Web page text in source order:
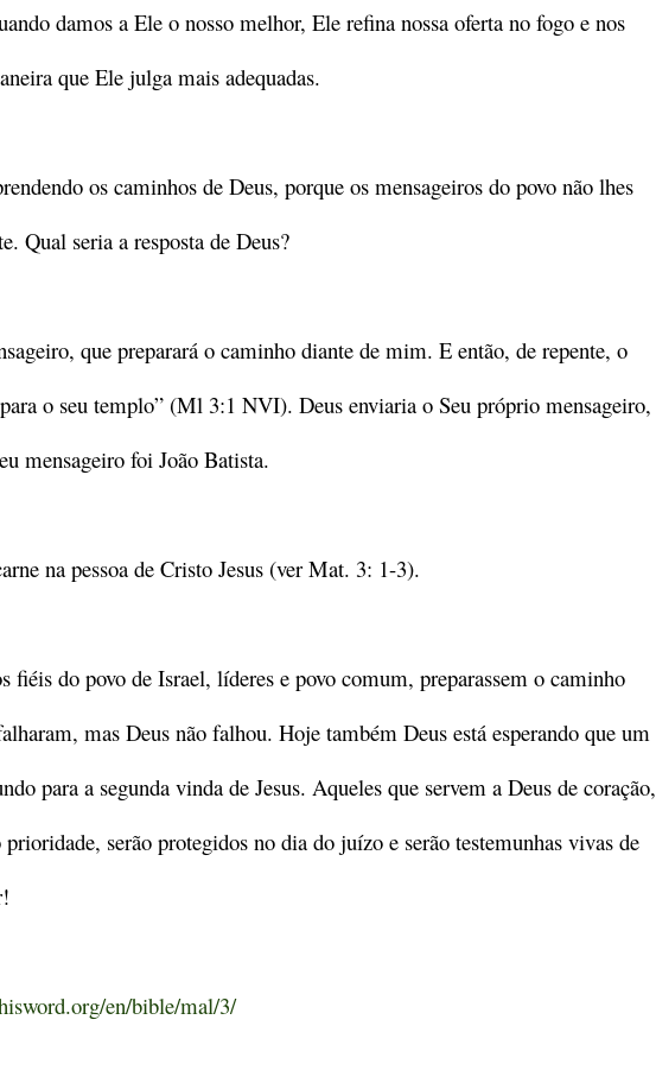
damos a Ele o nosso melhor, Ele refina nossa oferta no fogo e nos
que Ele julga mais adequadas.
os caminhos de Deus, porque os mensageiros do povo não lhes
Qual seria a resposta de Deus?
que preparará o caminho diante de mim. E então, de repente, o
o seu templo” (Ml 3:1 NVI). Deus enviaria o Seu próprio mensageiro,
mensageiro foi João Batista.
na pessoa de Cristo Jesus (ver Mat. 3: 1-3).
fiéis do povo de Israel, líderes e povo comum, preparassem o caminho
mas Deus não falhou. Hoje também Deus está esperando que um
para a segunda vinda de Jesus. Aqueles que servem a Deus de coração,
serão protegidos no dia do juízo e serão testemunhas vivas de
en/bible/mal/3/